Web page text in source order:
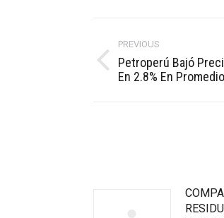
navigation
PREVIOUS
Previous
post:
Petroperú Bajó
En 2.8% En Promedio